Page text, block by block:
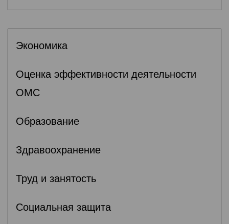
Экономика
Оценка эффективности деятельности
ОМС
Образование
Здравоохранение
Труд и занятость
Социальная защита